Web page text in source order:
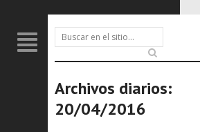
Archivos diarios:
20/04/2016